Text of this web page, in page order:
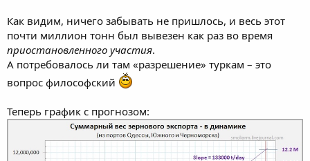
Как видим, ничего забывать не пришлось, и весь этот
почти миллион тонн был вывезен как раз во время
приостановленного участия.
А потребовалось ли там «разрешение» туркам – это
вопрос философский
Теперь график с прогнозом: